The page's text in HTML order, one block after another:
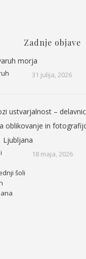
Zadnje objave
31 julija, 2026
šoli
18 maja, 2026